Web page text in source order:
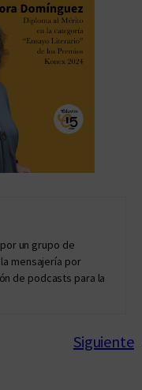
un grupo de
mensajería por
de podcasts para la
Siguiente